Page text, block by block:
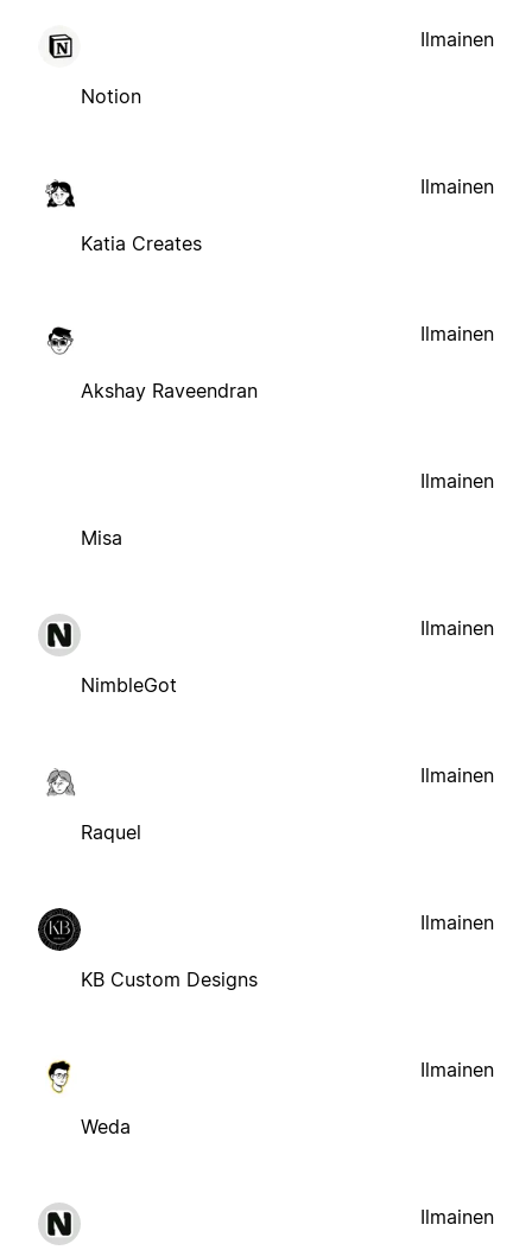
Notion
Ilmainen
Katia Creates
Ilmainen
Akshay Raveendran
Ilmainen
Misa
Ilmainen
NimbleGot
Ilmainen
Raquel
Ilmainen
KB Custom Designs
Ilmainen
Weda
Ilmainen
Ilmainen